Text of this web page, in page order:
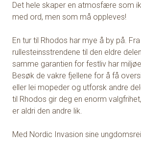
Det hele skaper en atmosfære som
med ord, men som må oppleves!
En tur til Rhodos har mye å by på.
rullesteinsstrendene til den eldre
samme garantien for festliv har
Besøk de vakre fjellene for å få
eller lei mopeder og utforsk andre
til Rhodos gir deg en enorm
er aldri den andre lik.
Med Nordic Invasion sine